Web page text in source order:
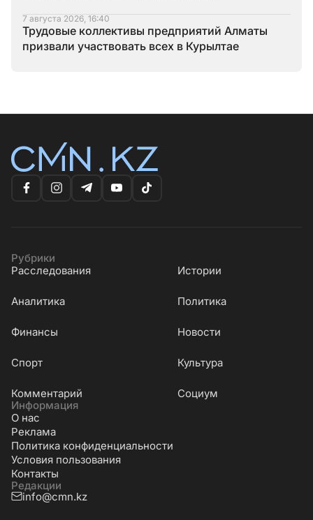
7 августа 2026, 16:40
Трудовые коллективы предприятий Алматы
призвали участвовать всех в Курылтае
Рубрики
Расследования
Истории
Аналитика Политика
Финансы Новости
Cпорт Культура
Комментарий
Социум
Информация
О нас
Реклама
Политика конфиденциальности
Условия пользования
Контакты
Редакции
info@cmn.kz